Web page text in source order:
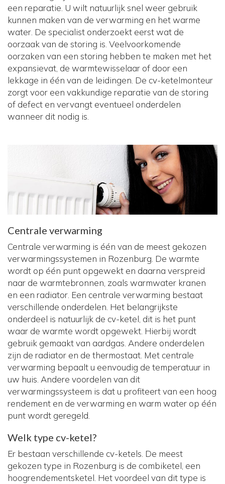
een reparatie. U wilt natuurlijk snel weer gebruik
kunnen maken van de verwarming en het warme
water. De specialist onderzoekt eerst wat de
oorzaak van de storing is. Veelvoorkomende
oorzaken van een storing hebben te maken met het
expansievat, de warmtewisselaar of door een
lekkage in één van de leidingen. De cv-ketelmonteur
zorgt voor een vakkundige reparatie van de storing
of defect en vervangt eventueel onderdelen
wanneer dit nodig is.
Centrale verwarming
Centrale verwarming is één van de meest gekozen
verwarmingssystemen in Rozenburg. De warmte
wordt op één punt opgewekt en daarna verspreid
naar de warmtebronnen, zoals warmwater kranen
en een radiator. Een centrale verwarming bestaat
verschillende onderdelen. Het belangrijkste
onderdeel is natuurlijk de cv-ketel, dit is het punt
waar de warmte wordt opgewekt. Hierbij wordt
gebruik gemaakt van aardgas. Andere onderdelen
zijn de radiator en de thermostaat. Met centrale
verwarming bepaalt u eenvoudig de temperatuur in
uw huis. Andere voordelen van dit
verwarmingssysteem is dat u profiteert van een hoog
rendement en de verwarming en warm water op één
punt wordt geregeld.
Welk type cv-ketel?
Er bestaan verschillende cv-ketels. De meest
gekozen type in Rozenburg is de combiketel, een
hoogrendementsketel. Het voordeel van dit type is